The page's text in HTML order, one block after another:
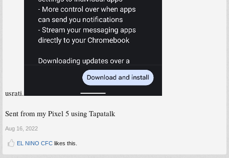
usrati.
Sent from my Pixel 5 using Tapatalk
Aug 16, 2022
EL NINO CFC likes this.